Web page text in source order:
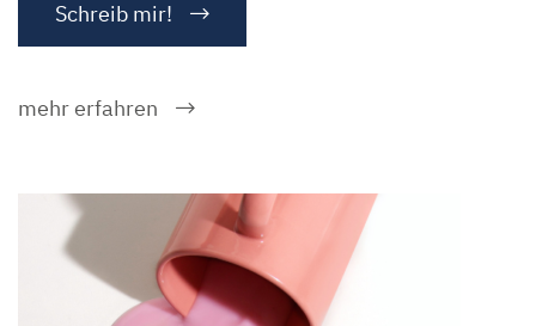
Schreib mir!
mehr erfahren